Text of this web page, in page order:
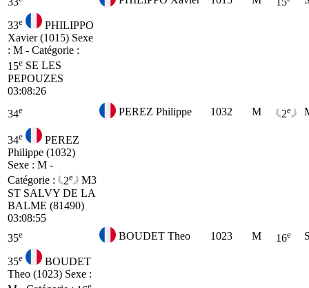
33e
PHILIPPO
Xavier (1015) Sexe
: M - Catégorie :
15e SE LES
PEPOUZES
03:08:26
34e PEREZ Philippe 1032 M 2e
34e
PEREZ
Philippe (1032)
Sexe : M -
Catégorie :
2e
M3
ST SALVY DE LA
BALME (81490)
03:08:55
35e BOUDET Theo 1023 M 16e
35e
BOUDET
Theo (1023) Sexe :
e